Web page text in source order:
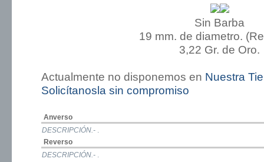
Sin Barba
19 mm. de diametro.
3,22 Gr. de Oro.
Actualmente no disponemos en Nuestra
Solicítanosla sin compromiso
Anverso
DESCRIPCIÓN.- .
Reverso
DESCRIPCIÓN.- .